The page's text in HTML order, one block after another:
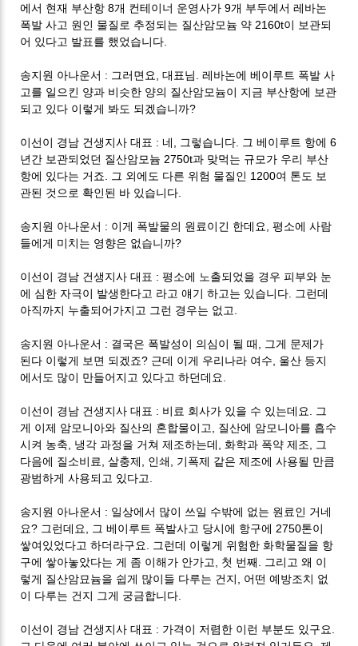
에서 현재 부산항8개 컨테이너 운영사가9개 부두에서 레바논
폭발 사고 원인 물질로 추정되는 질산암모늄 약 2160t이 보관되
어 있다고 발표를 했었습니다
송지원 아나운서 : 그러면요 ,대표님 .레바논에 베이루트 폭발 사
고를 일으킨 양과 비슷한 양의 질산암모늄이 지금 부산항에 보관
되고 있다 이렇게 봐도 되겠습니까?
이선이 경남 건생지사 대표 : 네 그렇습니다 그 베이루트 항에6
년간 보관되었던 질산암모늄 2750t과 맞먹는 규모가 우리 부산
항에 있다는 거죠
그 외에도 다른 위험 물질인 1200여 톤도 보
관된 것으로 확인된 바 있습니다
송지원 아나운서 : 이게 폭발물의 원료이긴 한데요 ,평소에 사람
들에게 미치는 영향은 없습니까?
이선이 경남 건생지사 대표 :평소에 노출되었을 경우 피부와 눈
에 심한 자극이 발생한다고 라고 얘기 하고는 있습니다
그런데
아직까지 누출되어가지고 그런 경우는 없고
송지원 아나운서 : 결국은 폭발성이 의심이 될 때
그게 문제가
된다 이렇게 보면 되겠죠? 근데 이게 우리나라 여수
울산 등지
에서도 많이 만들어지고 있다고 하던데요
이선이 경남 건생지사 대표 : 비료 회사가 있을 수 있는데요
그
게 이제 암모니아와 질산의 혼합물이고
질산에 암모니아를 흡수
시켜 농축
냉각 과정을 거쳐 제조하는데 화학과 폭약 제조
그
다음에 질소비료
,살충제 인쇄
기폭제 같은 제조에 사용될 만큼
광범하게 사용되고 있다고
송지원 아나운서 : 일상에서 많이 쓰일 수밖에 없는 원료인 거네
요? 그런데요 그 베이루트 폭발사고 당시에 항구에 2750톤이
쌓여있었다고 하더라구요
그런데 이렇게 위험한 화학물질을 항
구에 쌓아놓았다는 게 좀 이해가 안가고
첫 번째
그리고 왜 이
렇게 질산암묘늄을 쉽게 많이들 다루는 건지
어떤 예방조치 없
이 다루는 건지 그게 궁금합니다
이선이 경남 건생지사 대표 : 가격이 저렴한 이런 부분도 있구요